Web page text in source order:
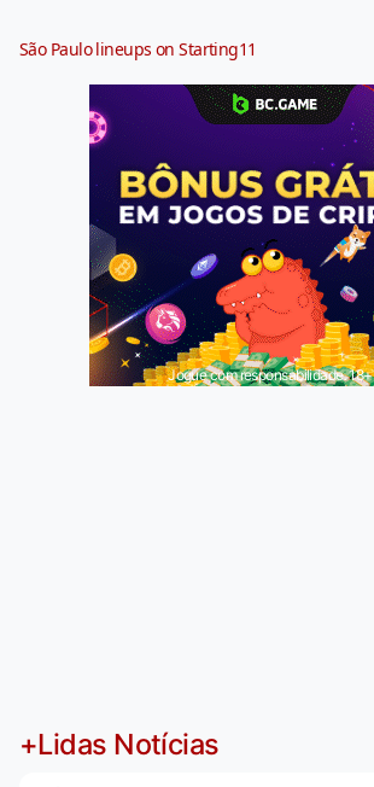
São Paulo lineups on Starting11
Jogue com responsabilidade. 18+
+Lidas Notícias